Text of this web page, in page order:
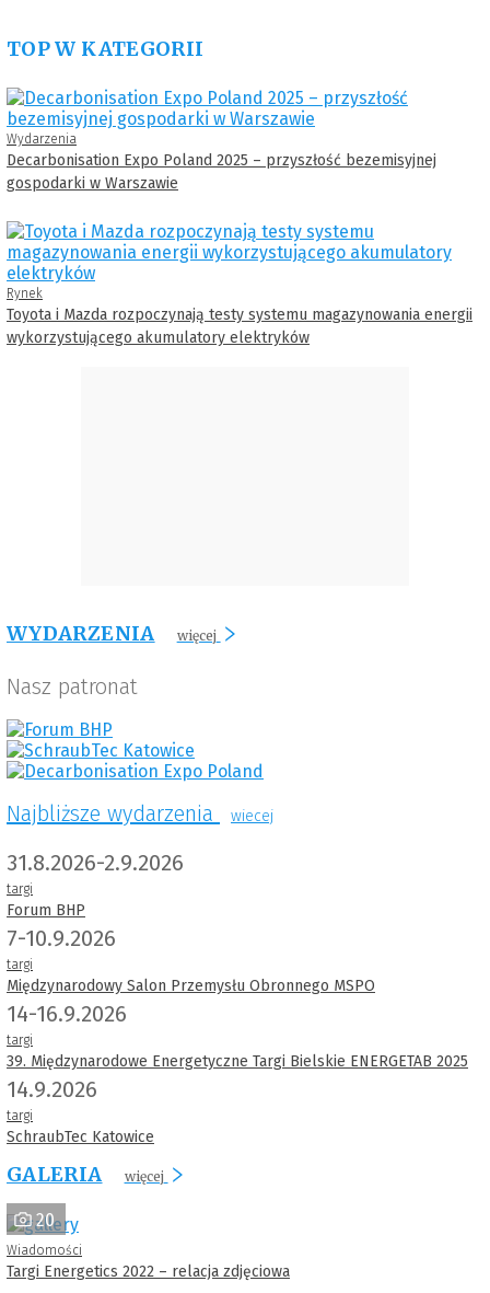
TOP W KATEGORII
Wydarzenia
Decarbonisation Expo Poland 2025 – przyszłość bezemisyjnej
gospodarki w Warszawie
Rynek
Toyota i Mazda rozpoczynają testy systemu magazynowania energii
wykorzystującego akumulatory elektryków
WYDARZENIA więcej
Nasz patronat
Najbliższe wydarzenia wiecej
31.8.2026-2.9.2026
targi
Forum BHP
7-10.9.2026
targi
Międzynarodowy Salon Przemysłu Obronnego MSPO
14-16.9.2026
targi
39. Międzynarodowe Energetyczne Targi Bielskie ENERGETAB 2025
14.9.2026
targi
SchraubTec Katowice
GALERIA więcej
20
Wiadomości
Targi Energetics 2022 – relacja zdjęciowa